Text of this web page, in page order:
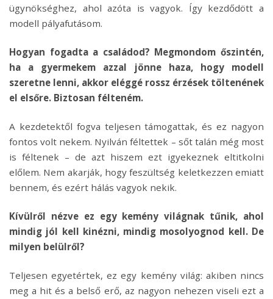
ügynökséghez, ahol azóta is vagyok. Így kezdődött a
modell pályafutásom.
Hogyan fogadta a családod? Megmondom őszintén,
ha a gyermekem azzal jönne haza, hogy modell
szeretne lenni, akkor eléggé rossz érzések töltenének
el elsőre. Biztosan félteném.
A kezdetektől fogva teljesen támogattak, és ez nagyon
fontos volt nekem. Nyilván féltettek – sőt talán még most
is féltenek – de azt hiszem ezt igyekeznek eltitkolni
előlem. Nem akarják, hogy feszültség keletkezzen emiatt
bennem, és ezért hálás vagyok nekik.
Kívülről nézve ez egy kemény világnak tűnik, ahol
mindig jól kell kinézni, mindig mosolyognod kell. De
milyen belülről?
Teljesen egyetértek, ez egy kemény világ: akiben nincs
meg a hit és a belső erő, az nagyon nehezen viseli ezt a